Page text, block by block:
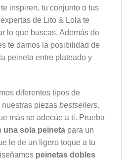
inspiren, tu conjunto o tus
de Lito & Lola te
lo que buscas. Además de
te damos la posibilidad de
peineta entre plateado y
diferentes tipos de
piezas bestsellers.
más se adecúe a ti. Prueba
una sola peineta para un
le de un ligero toque a tu
peinetas dobles